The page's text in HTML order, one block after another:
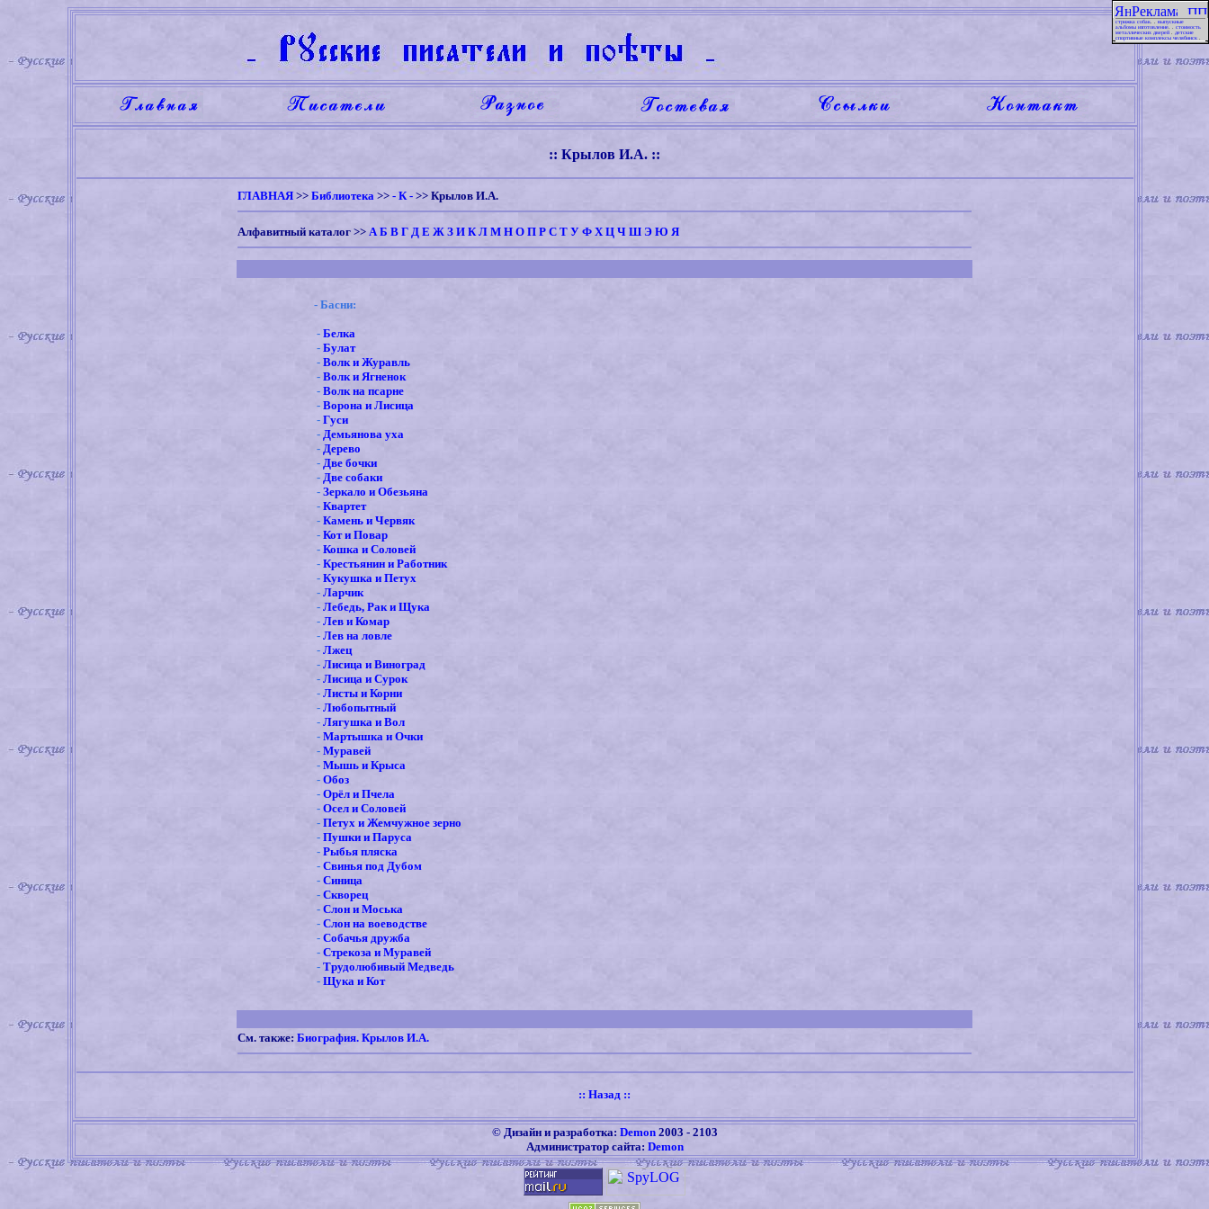
:: Крылов И.А. ::
ГЛАВНАЯ >> Библиотека >> - К - >> Крылов И.А.
Алфавитный каталог >> А Б В Г Д Е Ж З И К Л М Н О П Р С Т У Ф Х Ц Ч Ш Э Ю Я
- Басни:
- Белка
- Булат
- Волк и Журавль
- Волк и Ягненок
- Волк на псарне
- Ворона и Лисица
- Гуси
- Демьянова уха
- Дерево
- Две бочки
- Две собаки
- Зеркало и Обезьяна
- Квартет
- Камень и Червяк
- Кот и Повар
- Кошка и Соловей
- Крестьянин и Работник
- Кукушка и Петух
- Ларчик
- Лебедь, Рак и Щука
- Лев и Комар
- Лев на ловле
- Лжец
- Лисица и Виноград
- Лисица и Сурок
- Листы и Корни
- Любопытный
- Лягушка и Вол
- Мартышка и Очки
- Муравей
- Мышь и Крыса
- Обоз
- Орёл и Пчела
- Осел и Соловей
- Петух и Жемчужное зерно
- Пушки и Паруса
- Рыбья пляска
- Свинья под Дубом
- Синица
- Скворец
- Слон и Моська
- Слон на воеводстве
- Собачья дружба
- Стрекоза и Муравей
- Трудолюбивый Медведь
- Щука и Кот
См. также: Биография. Крылов И.А.
:: Назад ::
© Дизайн и разработка: Demon 2003 - 2103
Администратор сайта: Demon
стрижка собак
выпускные
альбомы изготовление
стоимость
металлических дверей
детские
спортивные комплексы челябинск